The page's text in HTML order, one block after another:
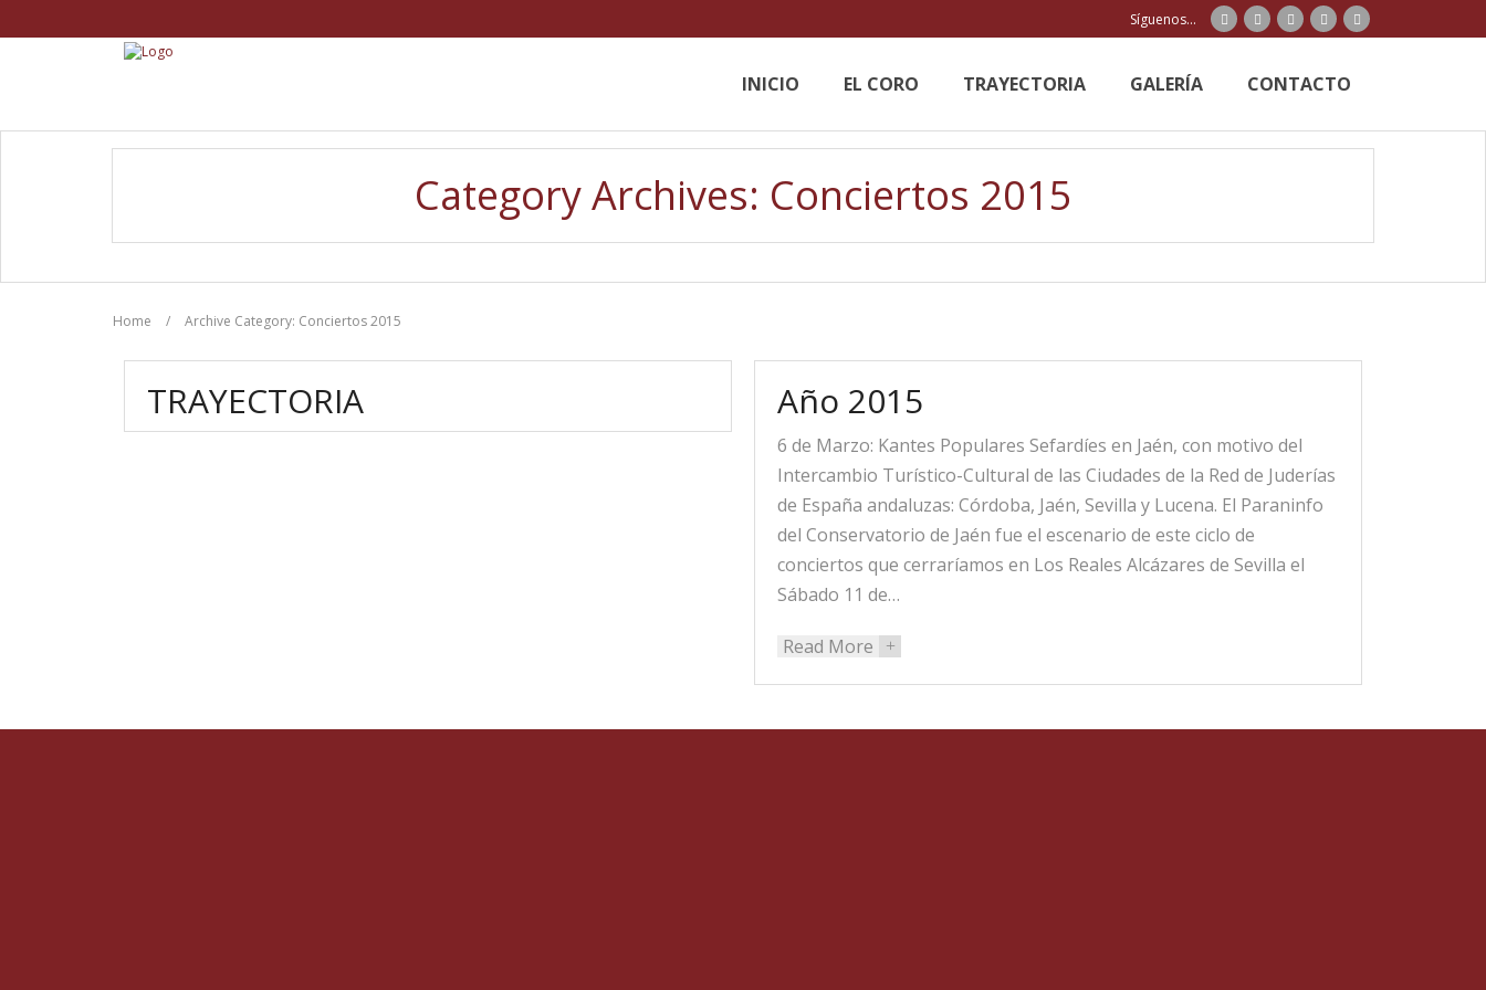
Síguenos...
INICIO EL CORO TRAYECTORIA GALERÍA CONTACTO
Category Archives: Conciertos 2015
Home / Archive Category: Conciertos 2015
TRAYECTORIA Año 2015
6 de Marzo: Kantes Populares Sefardíes en Jaén, con motivo del
Intercambio Turístico-Cultural de las Ciudades de la Red de Juderías
de España andaluzas: Córdoba, Jaén, Sevilla y Lucena. El Paraninfo
del Conservatorio de Jaén fue el escenario de este ciclo de
conciertos que cerraríamos en Los Reales Alcázares de Sevilla el
Sábado 11 de…
Read More +